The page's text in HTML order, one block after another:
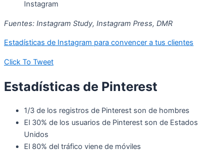
Instagram
Fuentes: Instagram Study, Instagram Press, DMR
Estadísticas de Instagram para convencer a tus clientes
Click To Tweet
Estadísticas de Pinterest
1/3 de los registros de Pinterest son de hombres
El 30% de los usuarios de Pinterest son de Estados
Unidos
El 80% del tráfico viene de móviles